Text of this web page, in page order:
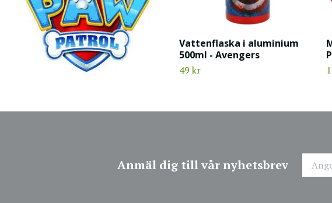
Vattenflaska i aluminium
500ml - Avengers
49 kr
Anmäl dig till vår nyhetsbrev